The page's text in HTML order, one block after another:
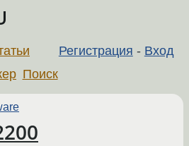
Регистрация - Вход
Поиск